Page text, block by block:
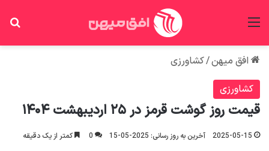
افق میهن/کشاورزی
کشاورزی
قیمت روز گوشت قرمز در ۲۵ اردیبهشت ۱۴۰۴
2025-05-15 آخرین به روز رسانی: 2025-05-15 0 کمتر از یک دقیقه